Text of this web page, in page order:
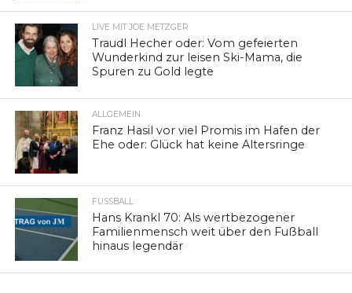
LIVE MIT JOE METZGER
Traudl Hecher oder: Vom gefeierten
Wunderkind zur leisen Ski-Mama, die
Spuren zu Gold legte
ALLGEMEIN
Franz Hasil vor viel Promis im Hafen der
Ehe oder: Glück hat keine Altersringe
FUSSBALL
Hans Krankl 70: Als wertbezogener
Familienmensch weit über den Fußball
hinaus legendär